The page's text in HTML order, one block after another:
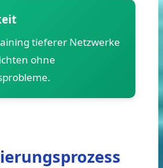
tieferer Netzwerke
ohne